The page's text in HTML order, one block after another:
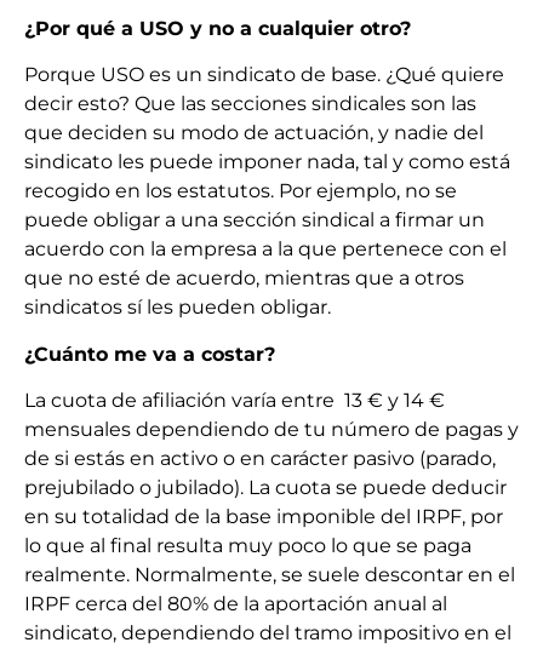
¿Por qué a USO y no a cualquier otro?
Porque USO es un sindicato de base. ¿Qué quiere
decir esto? Que las secciones sindicales son las
que deciden su modo de actuación, y nadie del
sindicato les puede imponer nada, tal y como está
recogido en los estatutos. Por ejemplo, no se
puede obligar a una sección sindical a firmar un
acuerdo con la empresa a la que pertenece con el
que no esté de acuerdo, mientras que a otros
sindicatos sí les pueden obligar.
¿Cuánto me va a costar?
La cuota de afiliación varía entre 13 € y 14 €
mensuales dependiendo de tu número de pagas y
de si estás en activo o en carácter pasivo (parado,
prejubilado o jubilado). La cuota se puede deducir
en su totalidad de la base imponible del IRPF, por
lo que al final resulta muy poco lo que se paga
realmente. Normalmente, se suele descontar en el
IRPF cerca del 80% de la aportación anual al
sindicato, dependiendo del tramo impositivo en el